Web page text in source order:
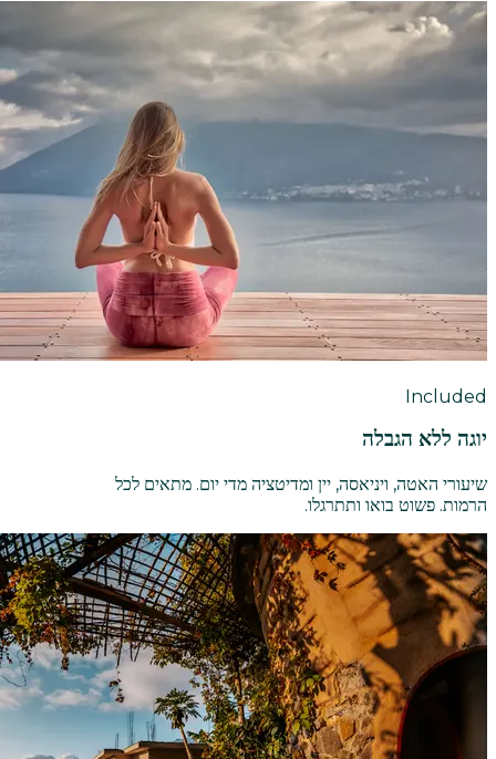
Included
יוגה ללא הגבלה
שיעורי האטה, ויניאסה, יין ומדיטציה מדי יום. מתאים לכל
הרמות. פשוט בואו ותתרגלו.